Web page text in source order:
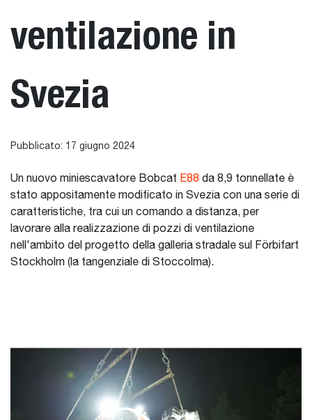
ventilazione in
Svezia
Pubblicato: 17 giugno 2024
Un nuovo miniescavatore Bobcat E88 ​​​​​​​ da 8,9 tonnellate è
stato appositamente modificato in Svezia con una serie di
caratteristiche, tra cui un comando a distanza, per
lavorare alla realizzazione di pozzi di ventilazione
nell'ambito del progetto della galleria stradale sul Förbifart
Stockholm (la tangenziale di Stoccolma).